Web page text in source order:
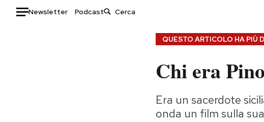
Newsletter Podcast
Consumismi
QUESTO ARTICOLO HA PIÙ
Chi era
Era un sacerdote
onda un film sulla